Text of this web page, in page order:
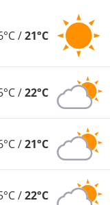
/21°C
/22°C
/21°C
/22°C